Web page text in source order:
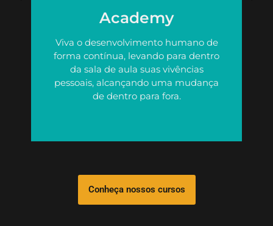
Academy
Viva o desenvolvimento humano de
forma contínua, levando para dentro
da sala de aula suas vivências
pessoais, alcançando uma mudança
de dentro para fora.
Conheça nossos cursos